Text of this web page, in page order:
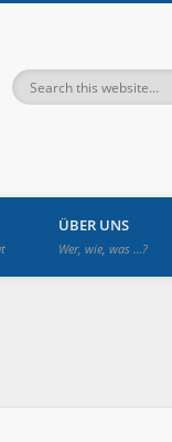
ÜBER UNS
Wer, wie, was …?